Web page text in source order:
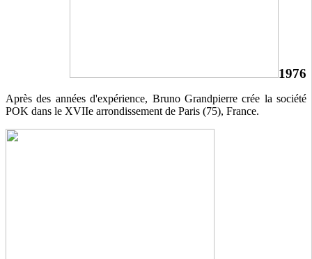
1976
Après des années d'expérience, Bruno Grandpierre crée la société
POK dans le XVIIe arrondissement de Paris (75), France.